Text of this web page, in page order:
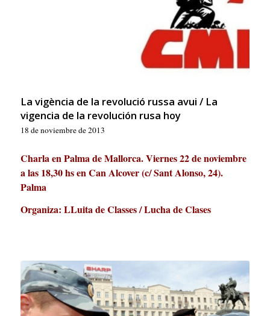
La vigència de la revolució russa avui / La
vigencia de la revolución rusa hoy
18 de noviembre de 2013
Charla en Palma de Mallorca. Viernes 22 de noviembre
a las 18,30 hs enCan Alcover (c/ Sant Alonso, 24).
Palma
Organiza: LLuita de Classes / Lucha de Clases